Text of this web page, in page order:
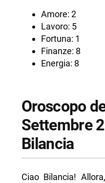
Amore: 2
Lavoro: 5
Fortuna: 1
Finanze: 8
Energia: 8
Oroscopo
Settembre
Bilancia
Ciao Bilancia!